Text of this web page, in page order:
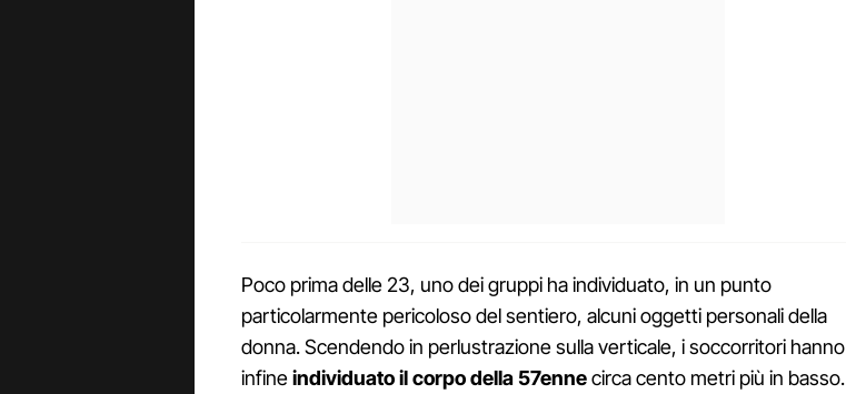
Poco prima delle 23, uno dei gruppi ha individuato, in un punto
particolarmente pericoloso del sentiero, alcuni oggetti personali della
donna. Scendendo in perlustrazione sulla verticale, i soccorritori hanno
infineindividuato il corpo della 57ennecirca cento metri più in basso.